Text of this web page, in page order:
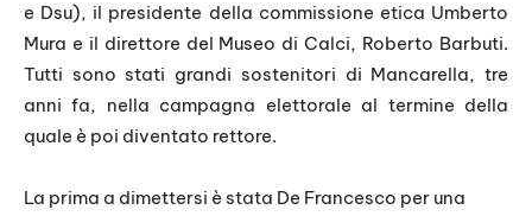
e Dsu), il presidente della commissione etica Umberto
Mura e il direttore del Museo di Calci, Roberto Barbuti.
Tutti sono stati grandi sostenitori di Mancarella, tre
anni fa, nella campagna elettorale al termine della
quale è poi diventato rettore.
La prima a dimettersi è stata De Francesco per una